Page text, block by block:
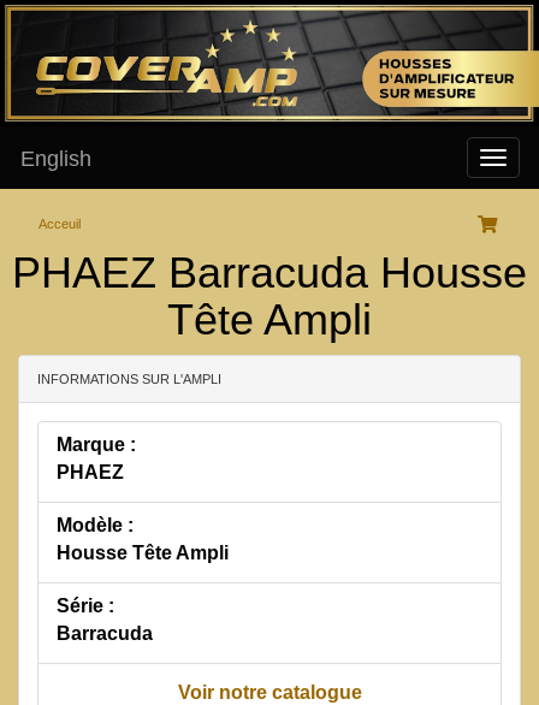
English
Acceuil
PHAEZ Barracuda Housse
Tête Ampli
INFORMATIONS SUR L'AMPLI
Marque :
PHAEZ
Modèle :
Housse Tête Ampli
Série :
Barracuda
Voir notre catalogue